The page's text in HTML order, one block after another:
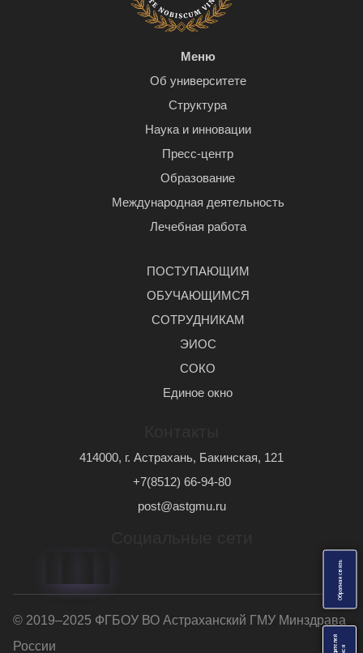
О
б
р
а
т
н
а
я
с
в
я
з
ь
Меню
Об университете
Структура
Наука и инновации
Пресс-центр
Образование
Международная деятельность
Лечебная работа
ПОСТУПАЮЩИМ
ОБУЧАЮЩИМСЯ
СОТРУДНИКАМ
ЭИОС
СОКО
Единое окно
414000, г. Астрахань, Бакинская, 121
+7(8512) 66-94-80
post@astgmu.ru
© 2019–2025 ФГБОУ ВО Астраханский ГМУ Минздрава
России